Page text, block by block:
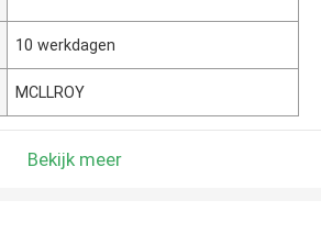
10 werkdagen
MCLLROY
Bekijk meer